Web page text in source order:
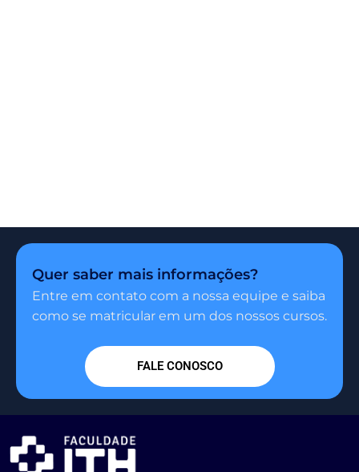
Quer saber mais informações?
Entre em contato com a nossa equipe e saiba
como se matricular em um dos nossos cursos.
FALE CONOSCO